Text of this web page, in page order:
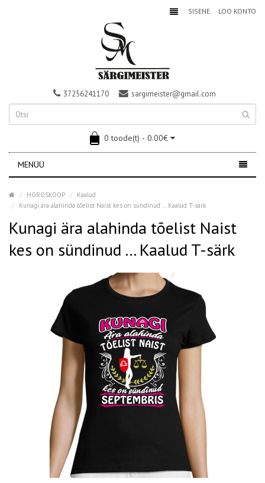
SISENE LOO KONTO
37256241170 sargimeister@gmail.com
0 toode(t) - 0.00€
MENÜÜ
HOROSKOOP
Kaalud
Kunagi ära alahinda tõelist Naist kes on sündinud ... Kaalud T-särk
Kunagi ära alahinda tõelist Naist
kes on sündinud ... Kaalud T-särk